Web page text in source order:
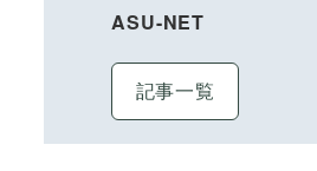
ASU-NET
記事一覧